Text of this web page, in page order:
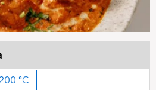
200 °C